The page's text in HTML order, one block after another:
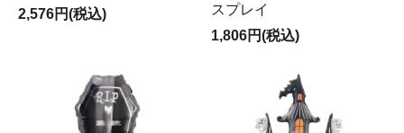
2,576円(税込)
スプレイ
1,806円(税込)